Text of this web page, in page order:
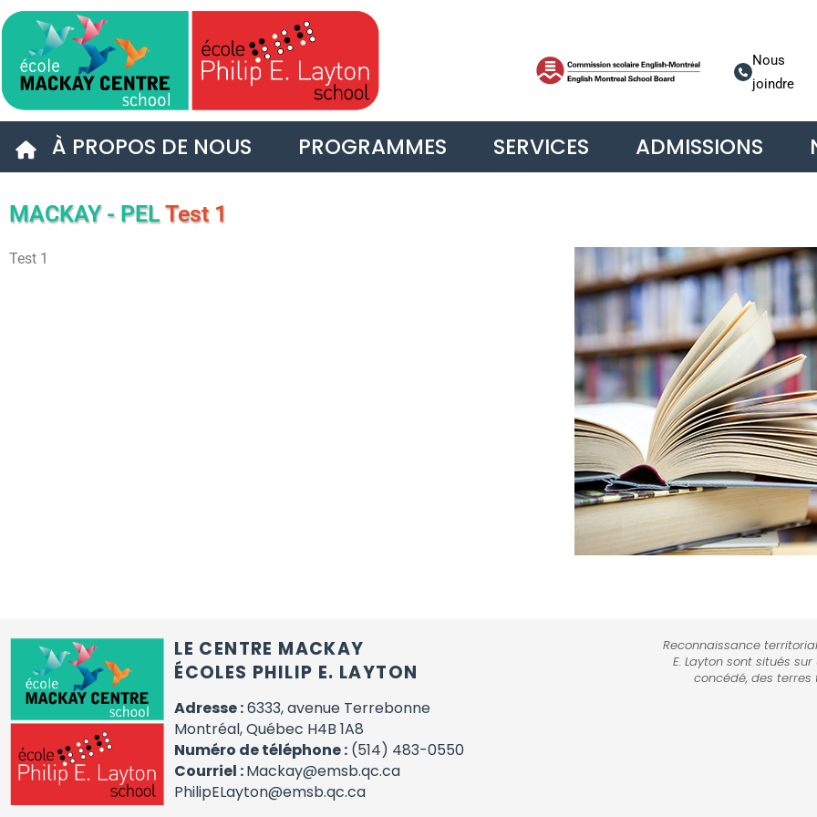
Vignette
Nous
joindre
À PROPOS DE NOUS PROGRAMMES SERVICES ADMISSIONS
MACKAY - PELTest 1
Test 1
LE CENTRE MACKAY
ÉCOLES PHILIP E. LAYTON
Adresse :6333, avenue Terrebonne
Montréal, Québec H4B 1A8
Numéro de téléphone : (514) 483-0550
Courriel :Mackay@emsb.qc.ca
PhilipELayton@emsb.qc.ca
Reconnaissance
E. Layton sont situés
concédé, des terres